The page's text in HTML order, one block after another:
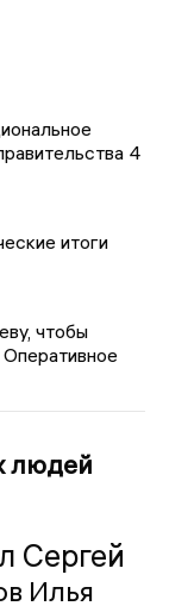
4
итоги
чтобы
людей
Сергей
Илья